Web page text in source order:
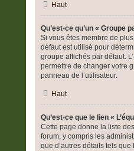
Haut
Qu’est-ce qu’un « Groupe
Si vous êtes membre de
défaut est utilisé pour
groupe affichés par défaut.
permettre de changer votre
panneau de l’utilisateur.
Haut
Qu’est-ce que le lien «
Cette page donne la liste
forum, y compris les
que d’autres détails tels que